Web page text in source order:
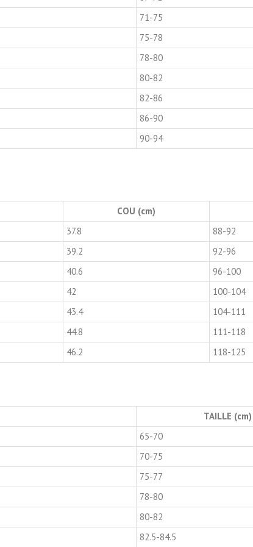
71-75
75-78
78-80
80-82
82-86
86-90
90-94
COU (cm)
37.8
88-92
39.2
92-96
40.6
96-100
42
100-104
43.4
104-111
44.8
111-118
46.2
118-125
TAILLE (cm)
65-70
70-75
75-77
78-80
80-82
82.5-84.5